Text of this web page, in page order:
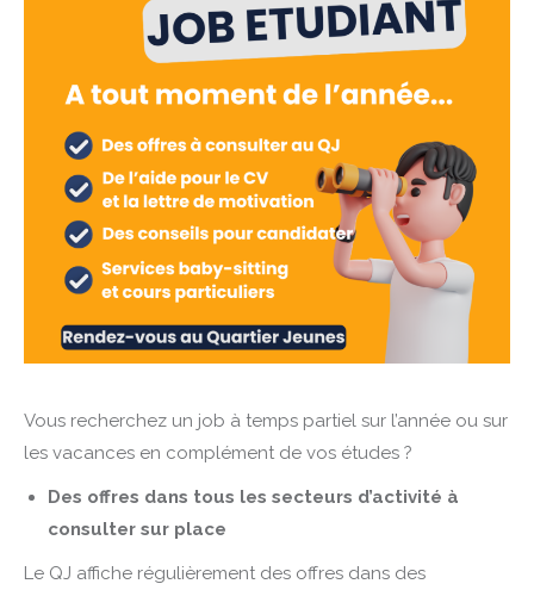
Vous recherchez un job à temps partiel sur l’année ou sur
les vacances en complément de vos études ?
Des offres dans tous les secteurs d’activité à
consulter sur place
Le QJ affiche régulièrement des offres dans des